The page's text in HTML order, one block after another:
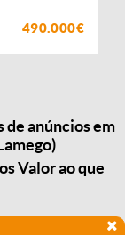
490.000€
de anúncios em
Valor ao que